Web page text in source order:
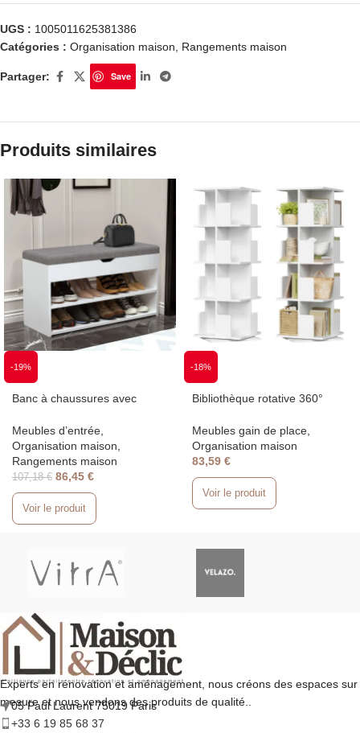
UGS : 1005011625381386
Catégories : Organisation maison, Rangements maison
Partager: Save
Produits similaires
-19%
Banc à chaussures avec
rembourrée 80 cm
Meubles d’entrée
Organisation maison
Rangements maison
107,18€ 86,45 €
Voir le produit
-18%
Bibliothèque rotative 360°
design 4 niveaux
Meubles gain de place
Organisation maison
83,59 €
Voir le produit
Experts en rénovation et aménagement, nous créons des espaces sur
mesure et nous vendons des produits de qualité..
05 Paul Laurent 75019 Paris
+33 6 19 85 68 37